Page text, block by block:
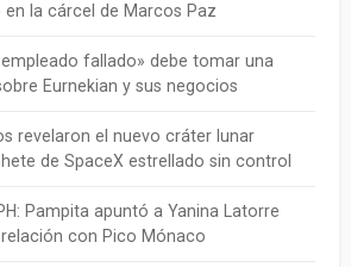
en la cárcel de Marcos Paz
fallado» debe tomar una
Eurnekian y sus negocios
revelaron el nuevo cráter lunar
de SpaceX estrellado sin control
Pampita apuntó a Yanina Latorre
con Pico Mónaco